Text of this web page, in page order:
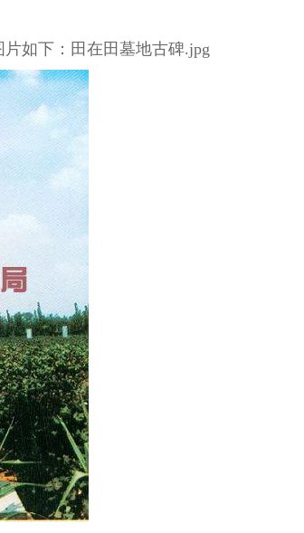
片如下：田在田墓地古碑.jpg